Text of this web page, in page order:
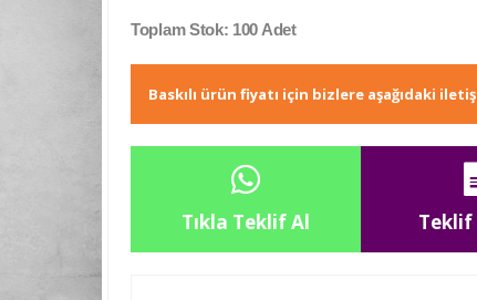
Toplam Stok: 100 Adet
Baskılı ürün fiyatı için bizlere aşağıdaki
Tıkla Teklif Al Teklif